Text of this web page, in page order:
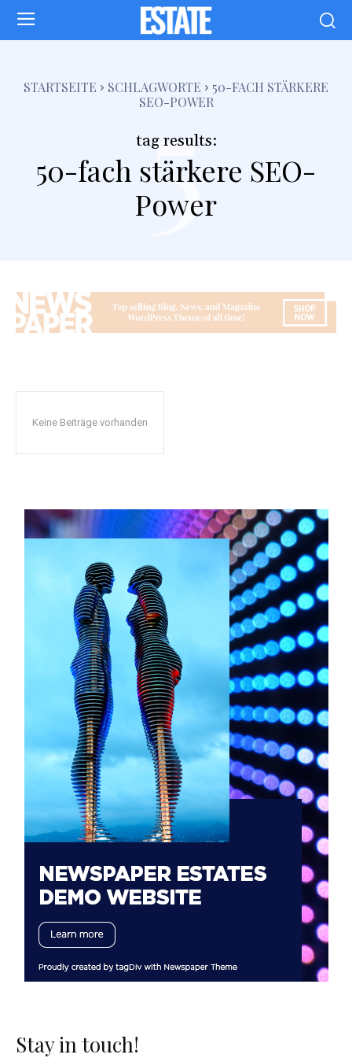
STARTSEITE SCHLAGWORTE
50-FACH STÄRKERE
SEO-POWER
tag results:
50-fach stärkere SEO-
Power
5
Keine Beiträge vorhanden
Stay in touch!